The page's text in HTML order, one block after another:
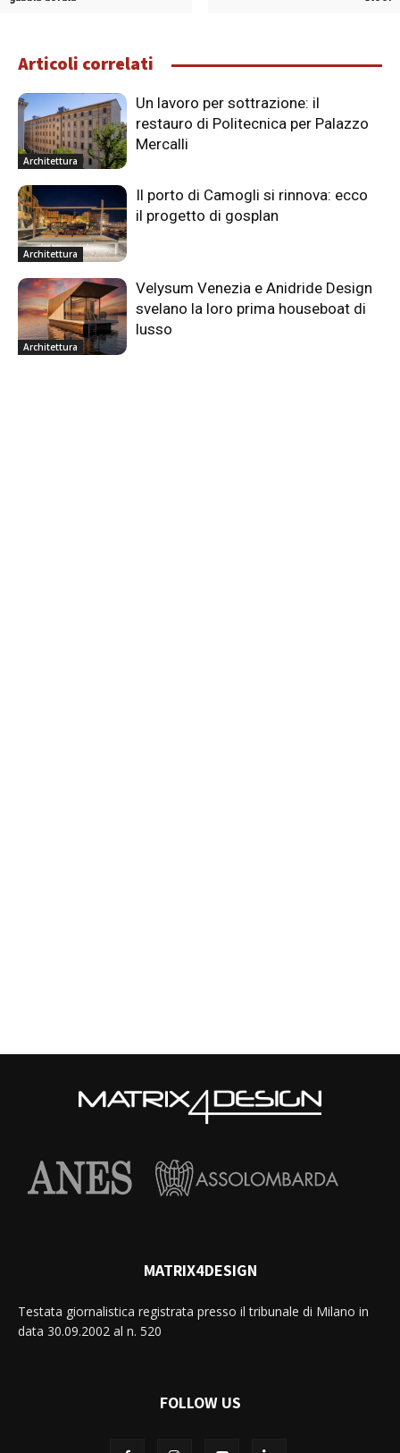
Articoli correlati
Architettura
Un lavoro per sottrazione: il
restauro di Politecnica per Palazzo
Mercalli
Architettura
Il porto di Camogli si rinnova: ecco
il progetto di gosplan
Architettura
Velysum Venezia e Anidride Design
svelano la loro prima houseboat di
lusso
MATRIX4DESIGN
Testata giornalistica registrata presso il tribunale di Milano in
data 30.09.2002 al n. 520
FOLLOW US